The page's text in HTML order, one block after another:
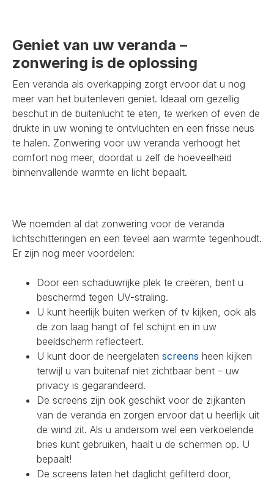
Geniet van uw veranda –
zonwering is de oplossing
Een veranda als overkapping zorgt ervoor dat u nog
meer van het buitenleven geniet. Ideaal om gezellig
beschut in de buitenlucht te eten, te werken of even de
drukte in uw woning te ontvluchten en een frisse neus
te halen. Zonwering voor uw veranda verhoogt het
comfort nog meer, doordat u zelf de hoeveelheid
binnenvallende warmte en licht bepaalt.
We noemden al dat zonwering voor de veranda
lichtschitteringen en een teveel aan warmte tegenhoudt.
Er zijn nog meer voordelen:
Door een schaduwrijke plek te creëren, bent u
beschermd tegen UV-straling.
U kunt heerlijk buiten werken of tv kijken, ook als
de zon laag hangt of fel schijnt en in uw
beeldscherm reflecteert.
U kunt door de neergelaten screens heen kijken
terwijl u van buitenaf niet zichtbaar bent – uw
privacy is gegarandeerd.
De screens zijn ook geschikt voor de zijkanten
van de veranda en zorgen ervoor dat u heerlijk uit
de wind zit. Als u andersom wel een verkoelende
bries kunt gebruiken, haalt u de schermen op. U
bepaalt!
De screens laten het daglicht gefilterd door,